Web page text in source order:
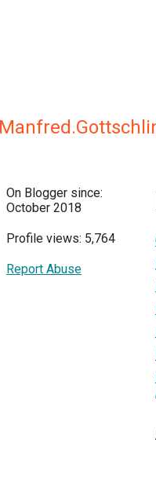
On Blogger since:
October 2018
Profile views: 5,764
Report Abuse